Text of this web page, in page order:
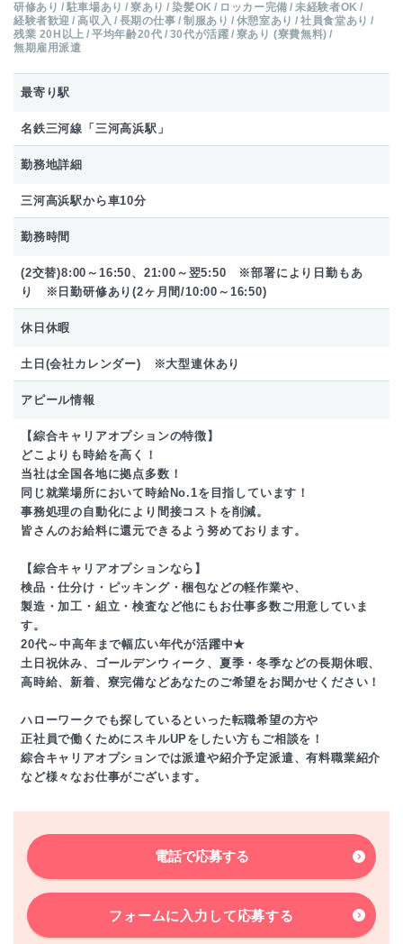
研修あり 駐車場あり 寮あり 染髪OK ロッカー完備
未経験者OK
経験者歓迎
高収入 長期の仕事 制服あり 休憩室あり
社員食堂あり
残業 20H以上
平均年齢20代 30代が活躍
寮あり (寮費無料)
無期雇用派遣
最寄り駅
名鉄三河線「三河高浜駅」
勤務地詳細
三河高浜駅から車10分
勤務時間
(2交替)8:00～16:50、21:00～翌5:50 ※部署により日勤もあ
り ※日勤研修あり(2ヶ月間/10:00～16:50)
休日休暇
土日(会社カレンダー) ※大型連休あり
アピール情報
【綜合キャリアオプションの特徴】
どこよりも時給を高く！
当社は全国各地に拠点多数！
同じ就業場所において時給No.1を目指しています！
事務処理の自動化により間接コストを削減。
皆さんのお給料に還元できるよう努めております。
【綜合キャリアオプションなら】
検品・仕分け・ピッキング・梱包などの軽作業や、
製造・加工・組立・検査など他にもお仕事多数ご用意していま
す。
20代～中高年まで幅広い年代が活躍中★
土日祝休み、ゴールデンウィーク、夏季・冬季などの長期休暇、
高時給、新着、寮完備などあなたのご希望をお聞かせください！
ハローワークでも探しているといった転職希望の方や
正社員で働くためにスキルUPをしたい方もご相談を！
綜合キャリアオプションでは派遣や紹介予定派遣、有料職業紹介
など様々なお仕事がございます。
電話で応募する
フォームに入力して応募する